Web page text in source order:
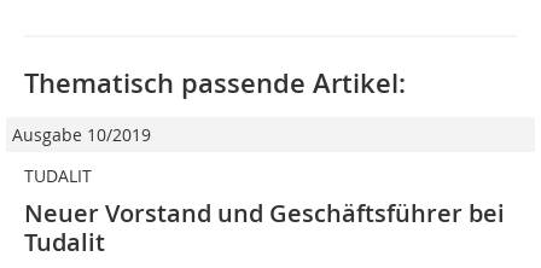
Thematisch passende Artikel:
Ausgabe 10/2019
TUDALIT
Neuer Vorstand und Geschäftsführer bei
Tudalit